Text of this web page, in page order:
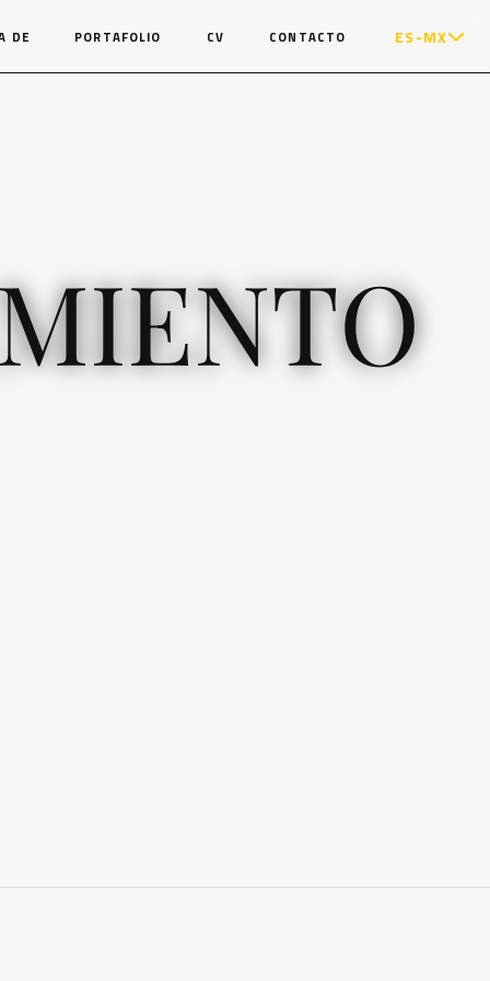
DE PORTAFOLIO CV CONTACTO ES-MX